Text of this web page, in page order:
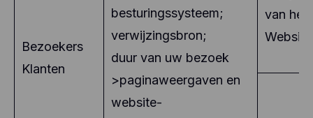
Bezoekers
Klanten
besturingssysteem;
verwijzingsbron;
duur van uw bezoek
>paginaweergaven en
website-
van het